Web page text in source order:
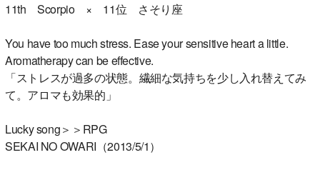
11th Scorpio × 11位 さそり座
You have too much stress. Ease your sensitive heart a little.
Aromatherapy can be effective.
「ストレスが過多の状態。繊細な気持ちを少し入れ替えてみ
て。アロマも効果的」
Lucky song＞＞RPG
SEKAI NO OWARI（2013/5/1）